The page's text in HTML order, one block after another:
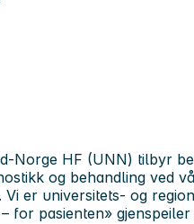
Norge HF (UNN) tilbyr
og behandling ved
Vi er universitets- og
for pasienten»